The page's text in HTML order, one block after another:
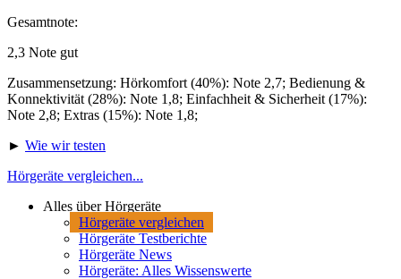
Gesamtnote:
2,3 Note gut
Zusammensetzung: Hörkomfort (40%): Note 2,7; Bedienung &
Konnektivität (28%): Note 1,8; Einfachheit & Sicherheit (17%):
Note 2,8; Extras (15%): Note 1,8;
► Wie wir testen
Hörgeräte vergleichen...
Alles über Hörgeräte
Hörgeräte vergleichen
Hörgeräte Testberichte
Hörgeräte News
Hörgeräte: Alles Wissenswerte